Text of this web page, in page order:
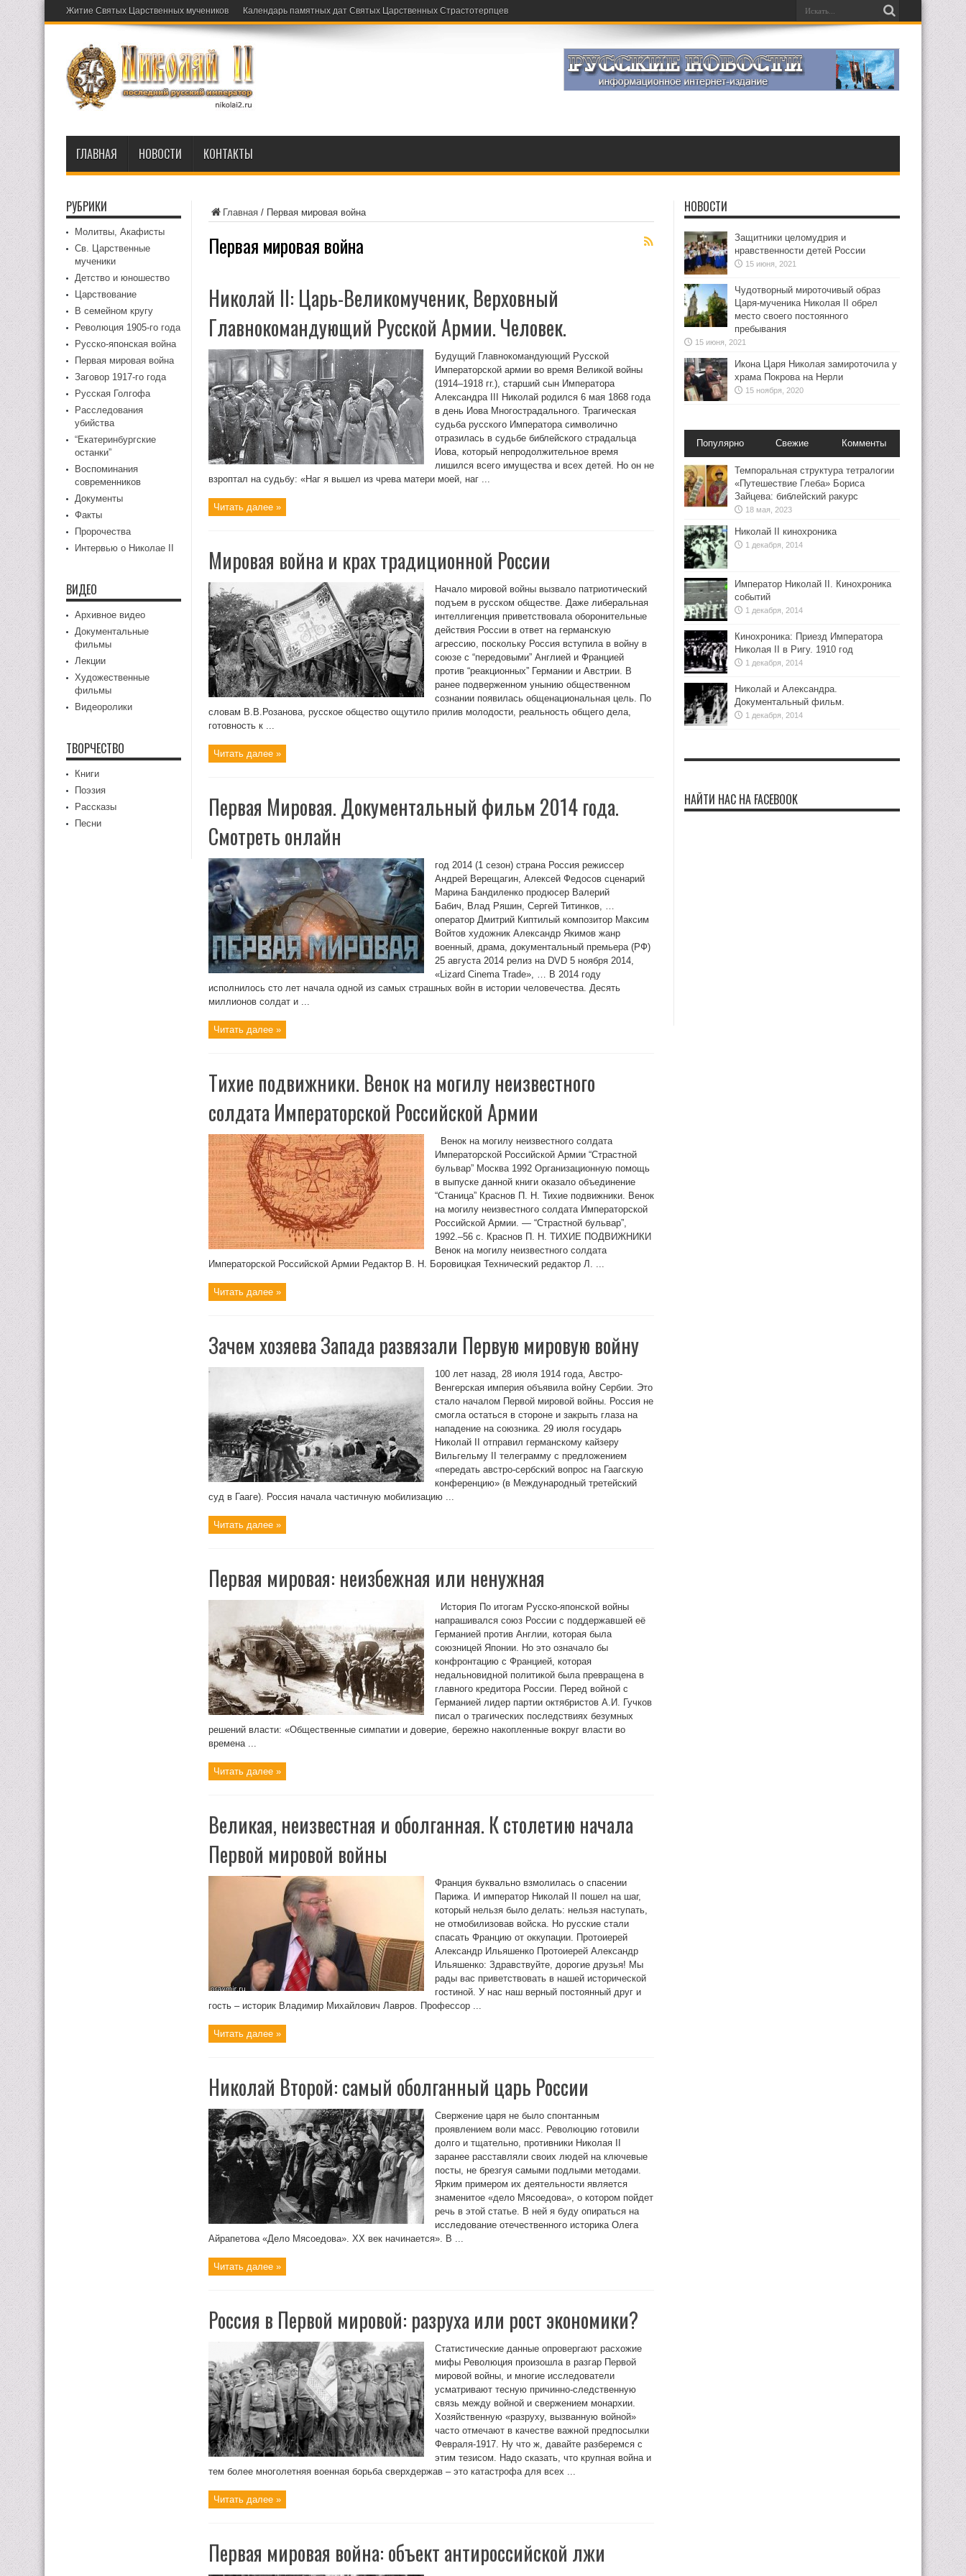
Житие Святых Царственных мучеников Календарь памятных дат Святых Царственных Страстотерпцев
ГЛАВНАЯ НОВОСТИ КОНТАКТЫ
Главная / Первая мировая война
Первая мировая война
Николай II: Царь-Великомученик, Верховный
Главнокомандующий Русской Армии. Человек.
Будущий Главнокомандующий Русской
Императорской армии во время Великой войны
(1914–1918 гг.), старший сын Императора
Александра III Николай родился 6 мая 1868 года
в день Иова Многострадального. Трагическая
судьба русского Императора символично
отразилась в судьбе библейского страдальца
Иова, который непродолжительное время
лишился всего имущества и всех детей. Но он не
взроптал на судьбу: «Наг я вышел из чрева матери моей, наг ...
Читать далее »
Мировая война и крах традиционной России
Начало мировой войны вызвало патриотический
подъем в русском обществе. Даже либеральная
интеллигенция приветствовала оборонительные
действия России в ответ на германскую
агрессию, поскольку Россия вступила в войну в
союзе с “передовыми” Англией и Францией
против “реакционных” Германии и Австрии. В
ранее подверженном унынию общественном
сознании появилась общенациональная цель. По
словам В.В.Розанова, русское общество ощутило прилив молодости, реальность общего дела,
готовность к ...
Читать далее »
Первая Мировая. Документальный фильм 2014 года.
Смотреть онлайн
год 2014 (1 сезон) страна Россия режиссер
Андрей Верещагин, Алексей Федосов сценарий
Марина Бандиленко продюсер Валерий
Бабич, Влад Ряшин, Сергей Титинков, …
оператор Дмитрий Киптилый композитор Максим
Войтов художник Александр Якимов жанр
военный, драма, документальный премьера (РФ)
25 августа 2014 релиз на DVD 5 ноября 2014,
«Lizard Cinema Trade», … В 2014 году
исполнилось сто лет начала одной из самых страшных войн в истории человечества. Десять
миллионов солдат и ...
Читать далее »
Тихие подвижники. Венок на могилу неизвестного
солдата Императорской Российской Армии
Венок на могилу неизвестного солдата
Императорской Российской Армии “Страстной
бульвар” Москва 1992 Организационную помощь
в выпуске данной книги оказало объединение
“Станица” Краснов П. Н. Тихие подвижники. Венок
на могилу неизвестного солдата Императорской
Российской Армии. — “Страстной бульвар”,
1992.–56 с. Краснов П. Н. ТИХИЕ ПОДВИЖНИКИ
Венок на могилу неизвестного солдата
Императорской Российской Армии Редактор В. Н. Боровицкая Технический редактор Л. ...
Читать далее »
Зачем хозяева Запада развязали Первую мировую войну
100 лет назад, 28 июля 1914 года, Австро-
Венгерская империя объявила войну Сербии. Это
стало началом Первой мировой войны. Россия не
смогла остаться в стороне и закрыть глаза на
нападение на союзника. 29 июля государь
Николай II отправил германскому кайзеру
Вильгельму II телеграмму с предложением
«передать австро-сербский вопрос на Гаагскую
конференцию» (в Международный третейский
суд в Гааге). Россия начала частичную мобилизацию ...
Читать далее »
Первая мировая: неизбежная или ненужная
История По итогам Русско-японской войны
напрашивался союз России с поддержавшей её
Германией против Англии, которая была
союзницей Японии. Но это означало бы
конфронтацию с Францией, которая
недальновидной политикой была превращена в
главного кредитора России. Перед войной с
Германией лидер партии октябристов А.И. Гучков
писал о трагических последствиях безумных
решений власти: «Общественные симпатии и доверие, бережно накопленные вокруг власти во
времена ...
Читать далее »
Великая, неизвестная и оболганная. К столетию начала
Первой мировой войны
Франция буквально взмолилась о спасении
Парижа. И император Николай II пошел на шаг,
который нельзя было делать: нельзя наступать,
не отмобилизовав войска. Но русские стали
спасать Францию от оккупации. Протоиерей
Александр Ильяшенко Протоиерей Александр
Ильяшенко: Здравствуйте, дорогие друзья! Мы
рады вас приветствовать в нашей исторической
гостиной. У нас наш верный постоянный друг и
гость – историк Владимир Михайлович Лавров. Профессор ...
Читать далее »
Николай Второй: самый оболганный царь России
Свержение царя не было спонтанным
проявлением воли масс. Революцию готовили
долго и тщательно, противники Николая II
заранее расставляли своих людей на ключевые
посты, не брезгуя самыми подлыми методами.
Ярким примером их деятельности является
знаменитое «дело Мясоедова», о котором пойдет
речь в этой статье. В ней я буду опираться на
исследование отечественного историка Олега
Айрапетова «Дело Мясоедова». XX век начинается». В ...
Читать далее »
Россия в Первой мировой: разруха или рост экономики?
Статистические данные опровергают расхожие
мифы Революция произошла в разгар Первой
мировой войны, и многие исследователи
усматривают тесную причинно-следственную
связь между войной и свержением монархии.
Хозяйственную «разруху, вызванную войной»
часто отмечают в качестве важной предпосылки
Февраля-1917. Ну что ж, давайте разберемся с
этим тезисом. Надо сказать, что крупная война и
тем более многолетняя военная борьба сверхдержав – это катастрофа для всех ...
Читать далее »
Первая мировая война: объект антироссийской лжи
РУБРИКИ
Молитвы, Акафисты
Св. Царственные
мученики
Детство и юношество
Царствование
В семейном кругу
Революция 1905-го года
Русско-японская война
Первая мировая война
Заговор 1917-го года
Русская Голгофа
Расследования
убийства
“Екатеринбургские
останки”
Воспоминания
современников
Документы
Факты
Пророчества
Интервью о Николае II
ВИДЕО
Архивное видео
Документальные
фильмы
Лекции
Художественные
фильмы
Видеоролики
ТВОРЧЕСТВО
Книги
Поэзия
Рассказы
Песни
НОВОСТИ
Защитники целомудрия и
нравственности детей России
15 июня, 2021
Чудотворный мироточивый образ
Царя-мученика Николая II обрел
место своего постоянного
пребывания
15 июня, 2021
Икона Царя Николая замироточила у
храма Покрова на Нерли
15 ноября, 2020
Популярно Свежие Комменты
Темпоральная структура тетралогии
«Путешествие Глеба» Бориса
Зайцева: библейский ракурс
18 мая, 2023
Николай II кинохроника
1 декабря, 2014
Император Николай II. Кинохроника
событий
1 декабря, 2014
Кинохроника: Приезд Императора
Николая II в Ригу. 1910 год
1 декабря, 2014
Николай и Александра.
Документальный фильм.
1 декабря, 2014
НАЙТИ НАС НА FACEBOOK